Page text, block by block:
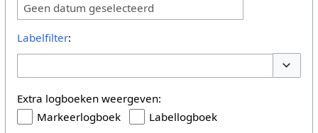
Geen datum geselecteerd
Labelfilter:
Extra logboeken weergeven:
Markeerlogboek
Labellogboek